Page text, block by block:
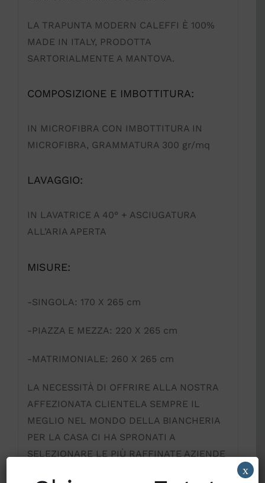
LA TRAPUNTA MODERN CALEFFI È 100%
MADE IN ITALY, PRODOTTA
SARTORIALMENTE A MANTOVA.
COMPOSIZIONE E IMBOTTITURA:
IN MICROFIBRA CON IMBOTTITURA IN
MICROFIBRA, GRAMMATURA 300 gr/mq
LAVAGGIO:
IN LAVATRICE A 40° + ASCIUGATURA
ALL’ARIA APERTA
MISURE:
-SINGOLA: 170 X 265 cm
-PIAZZA E MEZZA: 220 X 265 cm
-MATRIMONIALE: 260 X 265 cm
LA NECESSITÀ DI OFFRIRE ALLA NOSTRA
AFFEZIONATA CLIENTELA SEMPRE IL
MEGLIO NEL MONDO DELLA BIANCHERIA
PER LA CASA CI HA SPRONATI A
SELEZIONARE LE PIÙ RAFFINATE AZIENDE
x